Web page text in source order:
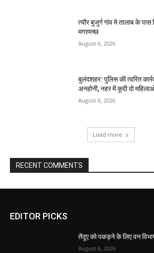
त्यौर बुजुर्ग गांव मे तालाब के पास
मगरमच्छ
August 6, 2026
बुलंदशहर: पुलिस की त्वरित
अनहोनी, नहर में कूदी दो
August 6, 2026
Load more
RECENT COMMENTS
EDITOR PICKS
तेंदूए को पकड़ने के लिए वन
August 6, 2026